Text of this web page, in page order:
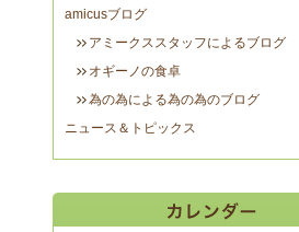
amicusブログ
アミークススタッフによるブログ
オギーノの食卓
為の為による為の為のブログ
ニュース＆トピックス